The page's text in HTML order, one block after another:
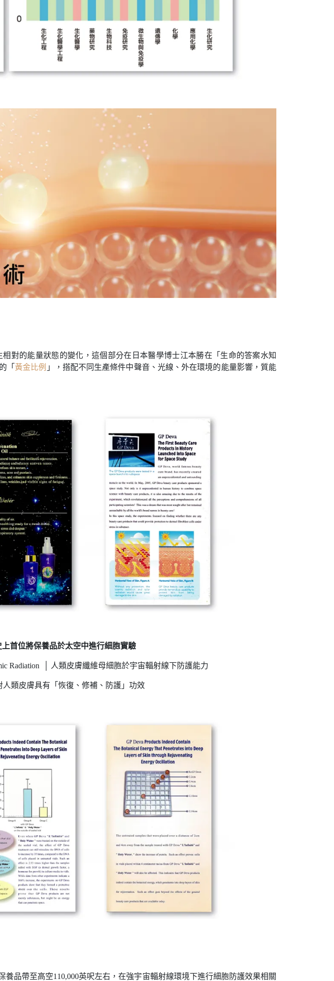
相對的能量狀態的變化 ， 這個部分在日本醫學博士江本勝在「生命的答案水知
「 黃金比例 」 ， 搭配不同生產條件中聲音、 光線 、外在環境的能量影響， 質能
首位將保養品於太空中進行細胞實驗
Radiation │ 人類皮膚纖維母細胞於宇宙輻射線下防護能力
類皮膚具有「恢復、修補、防護」功效
品帶至高空110,000英呎左右，在強宇宙輻射線環境下進行細胞防護效果相關